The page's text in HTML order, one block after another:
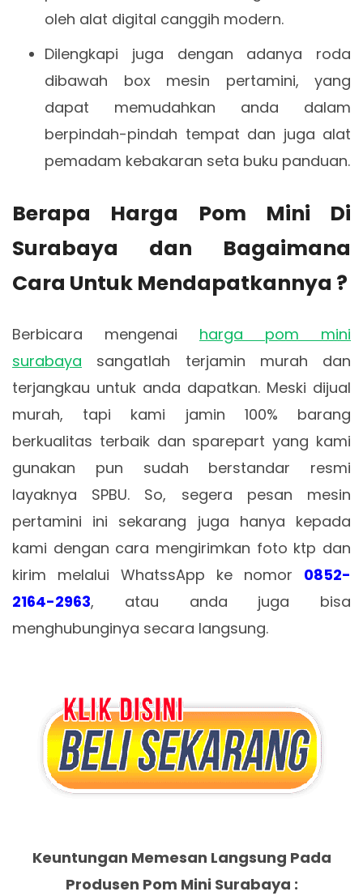
oleh alat digital canggih modern.
Dilengkapi juga dengan adanya roda
dibawah box mesin pertamini, yang
dapat memudahkan anda dalam
berpindah-pindah tempat dan juga alat
pemadam kebakaran seta buku panduan.
Berapa Harga Pom Mini Di
Surabaya dan Bagaimana
Cara Untuk Mendapatkannya ?
Berbicara mengenai harga pom mini
surabaya sangatlah terjamin murah dan
terjangkau untuk anda dapatkan. Meski dijual
murah, tapi kami jamin 100% barang
berkualitas terbaik dan sparepart yang kami
gunakan pun sudah berstandar resmi
layaknya SPBU. So, segera pesan mesin
pertamini ini sekarang juga hanya kepada
kami dengan cara mengirimkan foto ktp dan
kirim melalui WhatssApp ke nomor 0852-
2164-2963, atau anda juga bisa
menghubunginya secara langsung.
Keuntungan Memesan Langsung Pada
Produsen Pom Mini Surabaya :